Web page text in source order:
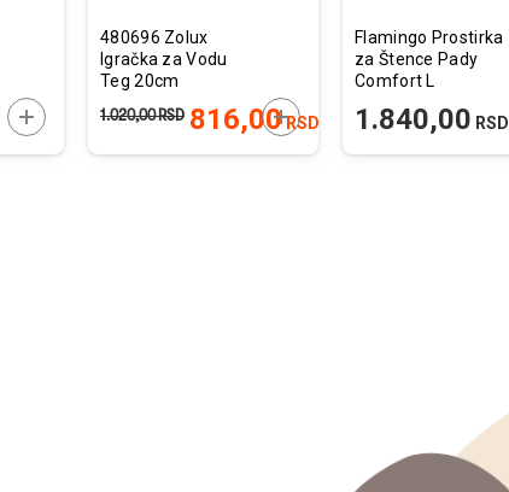
DODAJTE U KORPU
480696 Zolux
Igračka za Vodu
Teg 20cm
816,00RSD
1.020,00RSD DODAJTE U KORPU
Flamingo Prostirka
za Štence Pady
Comfort L
1.840,00 RSD